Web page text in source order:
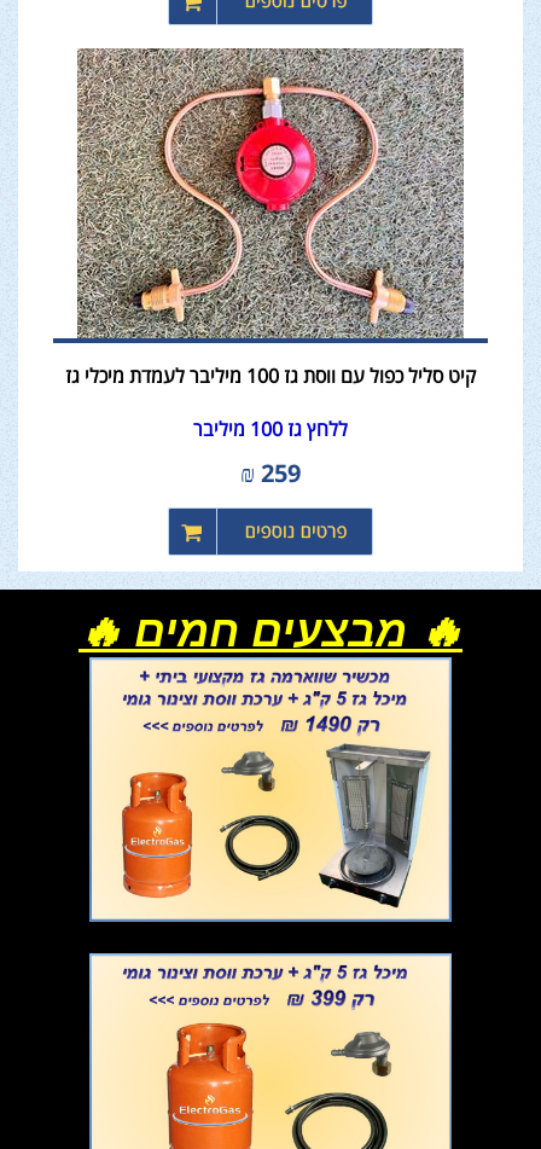
קיט סליל כפול עם ווסת גז 100 מיליבר לעמדת מיכלי גז
ללחץ גז 100 מיליבר
259
₪
🔥 מבצעים חמים 🔥